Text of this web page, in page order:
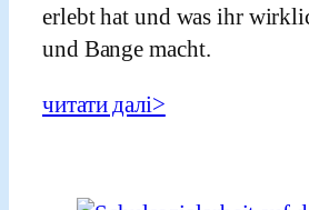
erlebt hat und was ihr
und Bange macht.
читати далі>